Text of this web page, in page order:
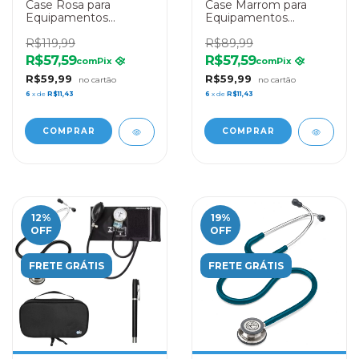
Case Rosa para
Equipamentos
R$119,99
R$59,99
R$57,59comPix
6 x de R$11,43
Case Marrom para
Equipamentos
R$89,99
R$59,99
R$57,59comPix
6 x de R$11,43
12%
OFF
FRETE GRÁTIS
19%
OFF
FRETE GRÁTIS